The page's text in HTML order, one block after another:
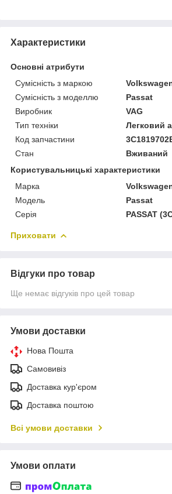
Характеристики
Основні атрибути
Сумісність з маркою
Сумісність з моделлю
Passat
Виробник
VAG
Тип техніки
Легковий
Код запчастини
Стан
Вживаний
Користувальницькі характеристики
Марка
Модель
Passat
Серія
PASSAT
Приховати
Відгуки про товар
Ще немає відгуків про цей товар
Умови доставки
Нова Пошта
Самовивіз
Доставка кур'єром
Доставка поштою
Всі умови доставки
Умови оплати